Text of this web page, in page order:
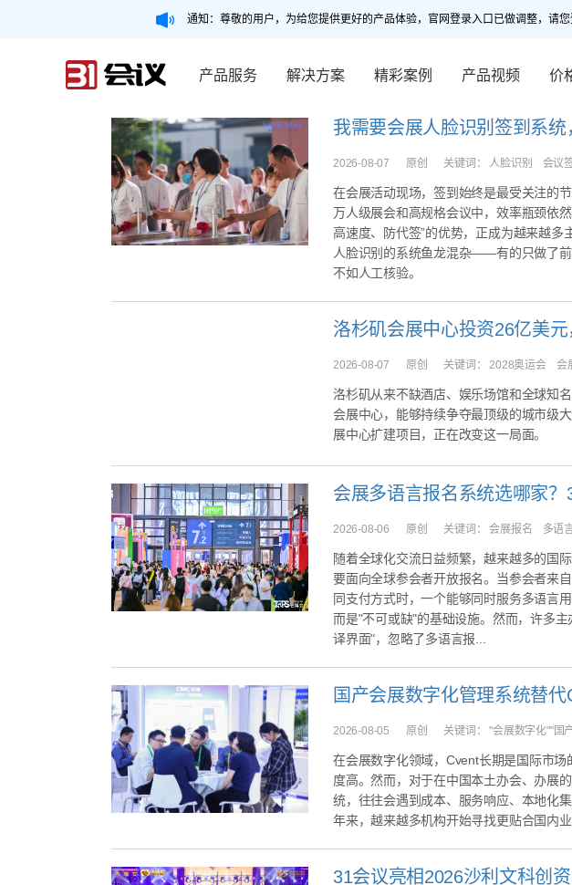
通知：尊敬的用户，为给您提供更好的产品体验，官网登录入口已做调整，请
产品服务 解决方案 精彩案例 产品视频 价
2026-08-07 原创 关键词： 人脸识别 会议
在会展活动现场，签到始终是最受关注的
万人级展会和高规格会议中，效率瓶颈依
高速度、防代签”的优势，正成为越来越多
人脸识别的系统鱼龙混杂——有的只做了前
不如人工核验。
2026-08-07 原创 关键词：2028奥运会 会
洛杉矶从来不缺酒店、娱乐场馆和全球知
会展中心，能够持续争夺最顶级的城市级
展中心扩建项目，正在改变这一局面。
2026-08-06 原创 关键词：会展报名 多语
随着全球化交流日益频繁，越来越多的国
要面向全球参会者开放报名。当参会者来
同支付方式时，一个能够同时服务多语言
而是"不可或缺"的基础设施。然而，许多
译界面"，忽略了多语言报...
2026-08-05 原创 关键词："会展数字化""国
在会展数字化领域，Cvent长期是国际市
度高。然而，对于在中国本土办会、办展
统，往往会遇到成本、服务响应、本地化
年来，越来越多机构开始寻找更贴合国内